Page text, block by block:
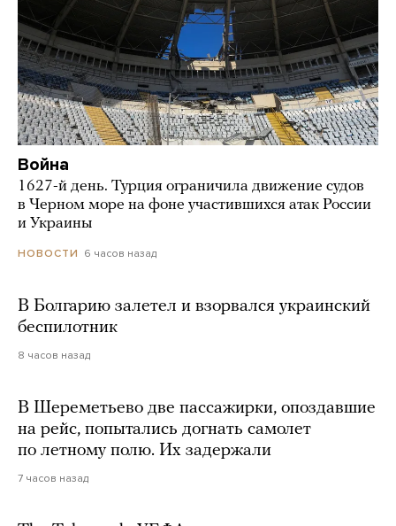
Война
1627-й день. Турция ограничила движение судов
в Черном море на фоне участившихся атак России
и Украины
НОВОСТИ 6 часов назад
В Болгарию залетел и взорвался украинский
беспилотник
8 часов назад
В Шереметьево две пассажирки, опоздавшие
на рейс, попытались догнать самолет
по летному полю. Их задержали
7 часов назад